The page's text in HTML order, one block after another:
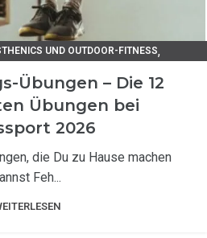
UND OUTDOOR-FITNESS,
Übungen – Die 12
Übungen bei
2026
die Du zu Hause machen
Feh...